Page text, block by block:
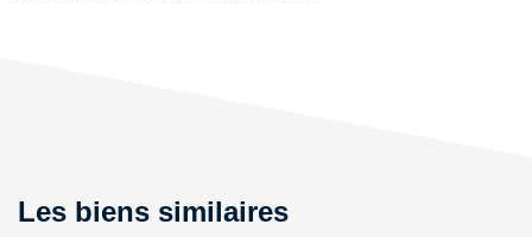
Les biens similaires